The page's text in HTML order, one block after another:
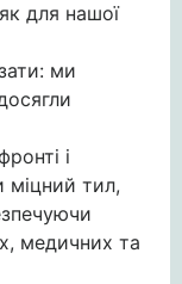
для нашої
ми
і
міцний тил,
медичних та